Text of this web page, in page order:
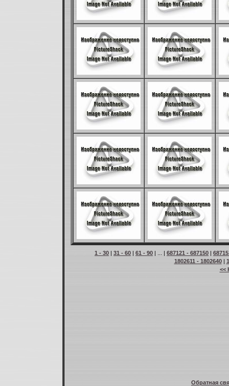
1 - 30 | 31 - 60 | 61 - 90 | ... | 687121 - 687150 |
1802611 - 1802640|
<<
Обратная